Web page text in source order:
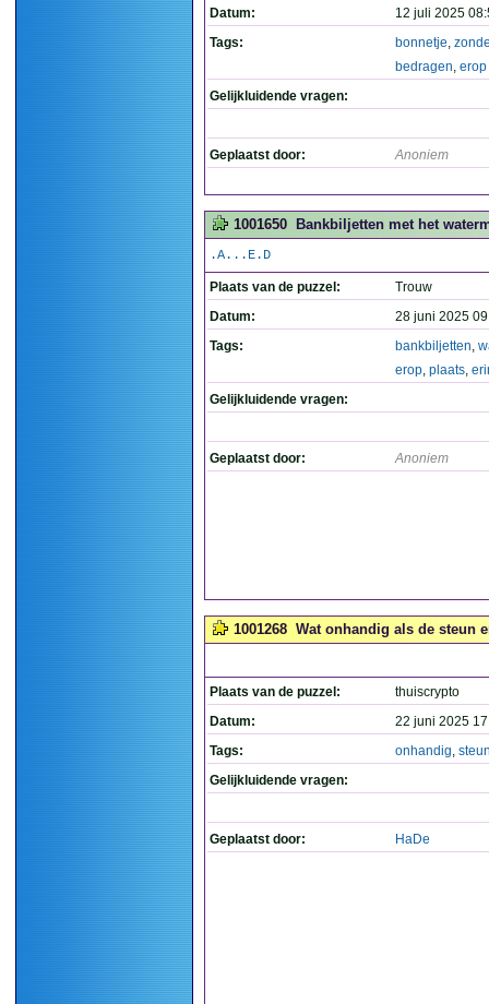
Datum:
12 juli 2025
Tags:
bonnetje,
bedragen, erop
Gelijkluidende vragen:
Geplaatst door: Anoniem
1001650 Bankbiljetten met het
.A...E.D
Plaats van de puzzel:
Trouw
Datum:
28 juni 2025
Tags:
bankbiljetten,
erop, plaats,
Gelijkluidende vragen:
Geplaatst door: Anoniem
1001268 Wat onhandig als de steun
Plaats van de puzzel:
thuiscrypto
Datum:
22 juni 2025
Tags:
onhandig,
Gelijkluidende vragen:
Geplaatst door: HaDe